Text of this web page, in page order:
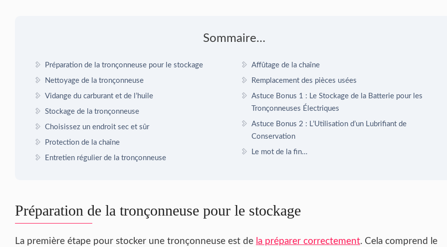
Sommaire…
Préparation de la tronçonneuse pour le stockage
Nettoyage de la tronçonneuse
Vidange du carburant et de l’huile
Stockage de la tronçonneuse
Choisissez un endroit sec et sûr
Protection de la chaîne
Entretien régulier de la tronçonneuse
Affûtage de la chaîne
Remplacement des pièces usées
Astuce Bonus 1 : Le Stockage de la Batterie pour les
Tronçonneuses Électriques
Astuce Bonus 2 : L’Utilisation d’un Lubrifiant de
Conservation
Le mot de la fin…
Préparation de la tronçonneuse pour le stockage
La première étape pour stocker une tronçonneuse est de la préparer correctement. Cela comprend le